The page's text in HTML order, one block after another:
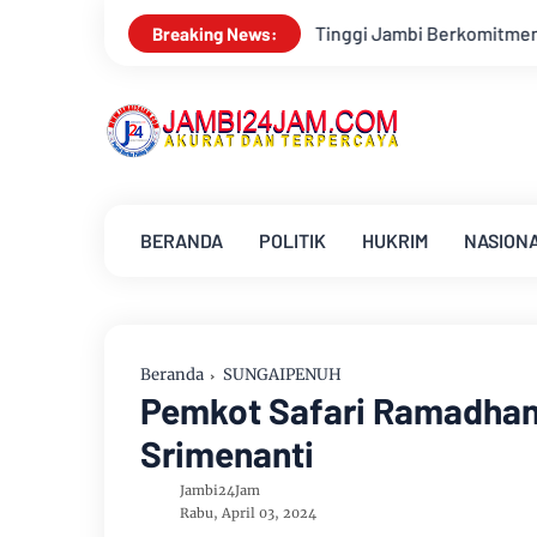
Breaking News:
Berkomitmen Perkuat Sinergitas Penegakan Hukum
BERANDA POLITIK HUKRIM
Beranda SUNGAIPENUH
Pemkot Safari
Srimenanti
Jambi24Jam
Rabu, April 03, 2024